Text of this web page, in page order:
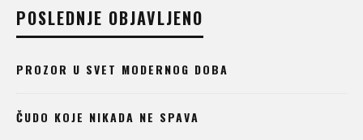
POSLEDNJE OBJAVLJENO
PROZOR U SVET MODERNOG DOBA
ČUDO KOJE NIKADA NE SPAVA